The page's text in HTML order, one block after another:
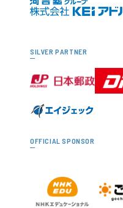
SILVER PARTNER
OFFICIAL SPONSOR